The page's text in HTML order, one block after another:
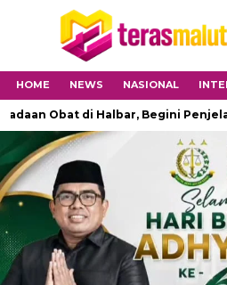
HOME NEWS NASIONAL
Obat di Halbar, Begini Penjelasan